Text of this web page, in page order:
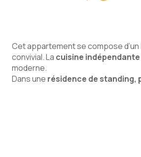
Cet appartement se compose d’un
convivial. La cuisine
moderne.
Dans une résidence de
Prévoir un rafraichissement de